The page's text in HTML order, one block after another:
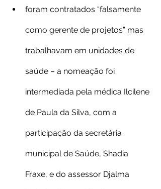
foram contratados “falsamente
como gerente de projetos” mas
trabalhavam em unidades de
saúde – a nomeação foi
intermediada pela médica Ilcilene
de Paula da Silva, com a
participação da secretária
municipal de Saúde, Shadia
Fraxe, e do assessor Djalma